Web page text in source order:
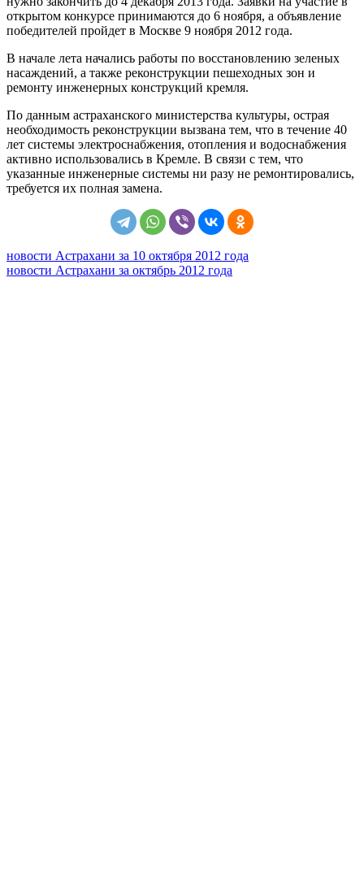
открытом конкурсе принимаются до 6 ноября, а объявление
победителей пройдет в Москве 9 ноября 2012 года.
В начале лета начались работы по восстановлению зеленых
насаждений, а также реконструкции пешеходных зон и
ремонту инженерных конструкций кремля.
По данным астраханского министерства культуры, острая
необходимость реконструкции вызвана тем, что в течение 40
лет системы электроснабжения, отопления и водоснабжения
активно использовались в Кремле. В связи с тем, что
указанные инженерные системы ни разу не ремонтировались,
требуется их полная замена.
новости Астрахани за 10 октября 2012 года
новости Астрахани за октябрь 2012 года